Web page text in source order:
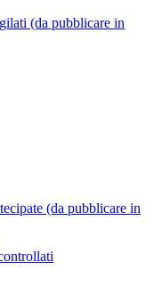
(da pubblicare in
(da pubblicare in